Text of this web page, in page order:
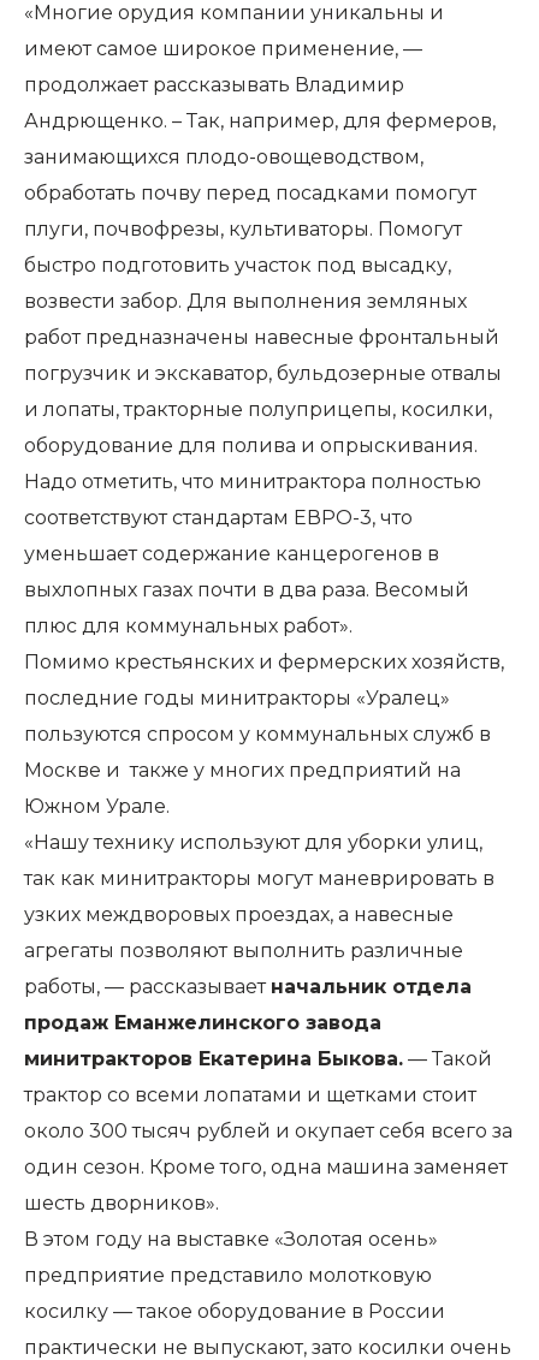
«Многие орудия компании уникальны и
имеют самое широкое применение, —
продолжает рассказывать Владимир
Андрющенко. – Так, например, для фермеров,
занимающихся плодо-овощеводством,
обработать почву перед посадками помогут
плуги, почвофрезы, культиваторы. Помогут
быстро подготовить участок под высадку,
возвести забор. Для выполнения земляных
работ предназначены навесные фронтальный
погрузчик и экскаватор, бульдозерные отвалы
и лопаты, тракторные полуприцепы, косилки,
оборудование для полива и опрыскивания.
Надо отметить, что минитрактора полностью
соответствуют стандартам ЕВРО-3, что
уменьшает содержание канцерогенов в
выхлопных газах почти в два раза. Весомый
плюс для коммунальных работ».
Помимо крестьянских и фер­мерских хозяйств,
последние годы минитракторы «Уралец»
пользуются спросом у коммунальных служб в
Москве и также у многих предприятий на
Южном Урале.
«Нашу технику используют для уборки улиц,
так как минитракторы могут маневрировать в
узких междворовых проездах, а навесные
агрега­ты позволяют выполнить различ­ные
работы, — рассказывает начальник отдела
продаж Еманжелинского завода
минитракторов Екатерина Быкова. — Такой
трактор со всеми лопатами и щетками стоит
около 300 тысяч рублей и окупает себя всего за
один сезон. Кроме того, одна машина заменяет
шесть дворников».
В этом году на выставке «Золотая осень»
предприятие представило молотковую
косилку — такое оборудование в России
практически не выпускают, зато косилки очень